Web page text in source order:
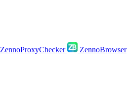
ZennoProxyChecker
ZennoBrowser